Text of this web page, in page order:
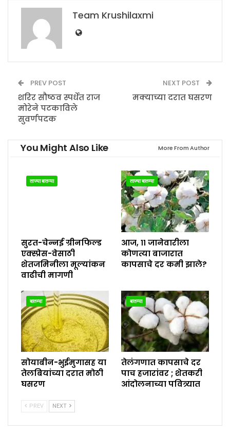
Team Krushilaxmi
PREV POST
शरिर सौष्ठव स्पर्धेत राज
मोरेने पटकाविले
सुवर्णपदक
NEXT POST
मक्याच्या दरात घसरण
You Might Also Like More From Author
ताज्या बातम्या
सुरत-चेन्नई ग्रीनफिल्ड
एक्स्प्रेस-वेसाठी
शेतजमिनीला मूल्यांकन
वाढीची मागणी
ताज्या बातम्या
आज, ११ जानेवारीला
कोणत्या बाजारात
कापसाचे दर कमी झाले?
बातम्या
सोयाबीन-भुईमुगासह या
तेलबियांच्या दरात मोठी
घसरण
बातम्या
तेलंगणात कापसाचे दर
पाच हजारांवर ; शेतकरी
आंदोलनाच्या पवित्र्यात
PREV NEXT